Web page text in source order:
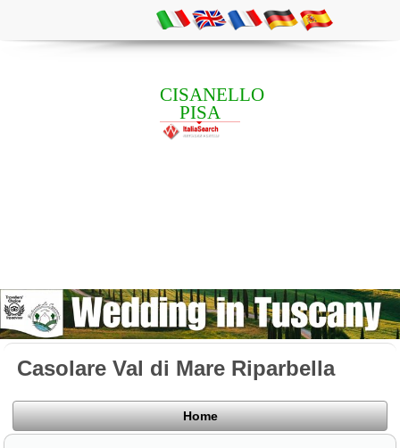
CISANELLO
PISA
Casolare Val di Mare Riparbella
Home